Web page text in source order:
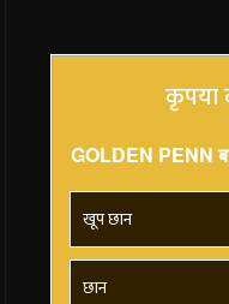
कृपया
GOLDEN PENN
खूप छान
छान